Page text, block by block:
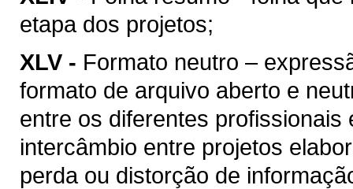
etapa dos projetos;
XLV - Formato neutro –
formato de arquivo aberto e
entre os diferentes
intercâmbio entre projetos
perda ou distorção de